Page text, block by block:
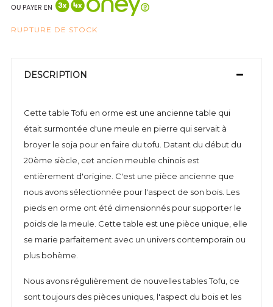
OU PAYER EN
RUPTURE DE STOCK
DESCRIPTION
Cette table Tofu en orme est une ancienne table qui
était surmontée d'une meule en pierre qui servait à
broyer le soja pour en faire du tofu. Datant du début du
20ème siècle, cet ancien meuble chinois est
entièrement d'origine. C'est une pièce ancienne que
nous avons sélectionnée pour l'aspect de son bois. Les
pieds en orme ont été dimensionnés pour supporter le
poids de la meule. Cette table est une pièce unique, elle
se marie parfaitement avec un univers contemporain ou
plus bohème.
Nous avons régulièrement de nouvelles tables Tofu, ce
sont toujours des pièces uniques, l'aspect du bois et les